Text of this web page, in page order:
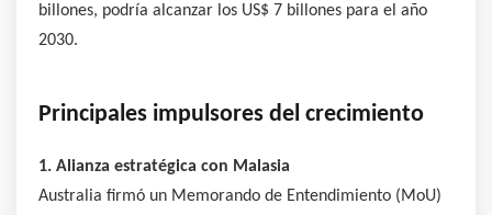
billones, podría alcanzar los US$ 7 billones para el año
2030.
Principales impulsores del crecimiento
1. Alianza estratégica con Malasia
Australia firmó un Memorando de Entendimiento (MoU)